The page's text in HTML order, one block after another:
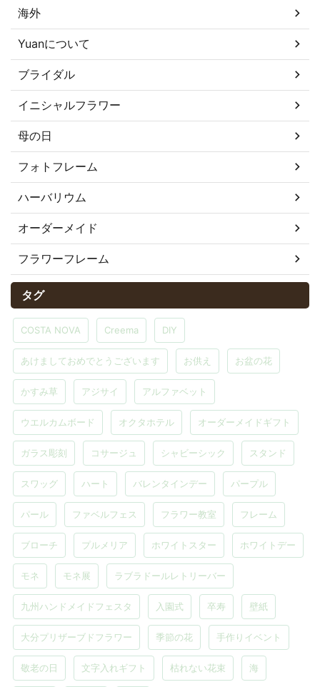
海外
Yuanについて
ブライダル
イニシャルフラワー
母の日
フォトフレーム
ハーバリウム
オーダーメイド
フラワーフレーム
タグ
COSTA NOVA Creema DIY
あけましておめでとうございます お供え お盆の花
かすみ草 アジサイ アルファベット
ウエルカムボード オクタホテル オーダーメイドギフト
ガラス彫刻 コサージュ シャビーシック スタンド
スワッグ ハート バレンタインデー パープル
パール ファベルフェス フラワー教室 フレーム
ブローチ プルメリア ホワイトスター ホワイトデー
モネ モネ展 ラブラドールレトリーバー
九州ハンドメイドフェスタ 入園式 卒寿 壁紙
大分プリザーブドフラワー 季節の花 手作りイベント
敬老の日 文字入れギフト 枯れない花束 海